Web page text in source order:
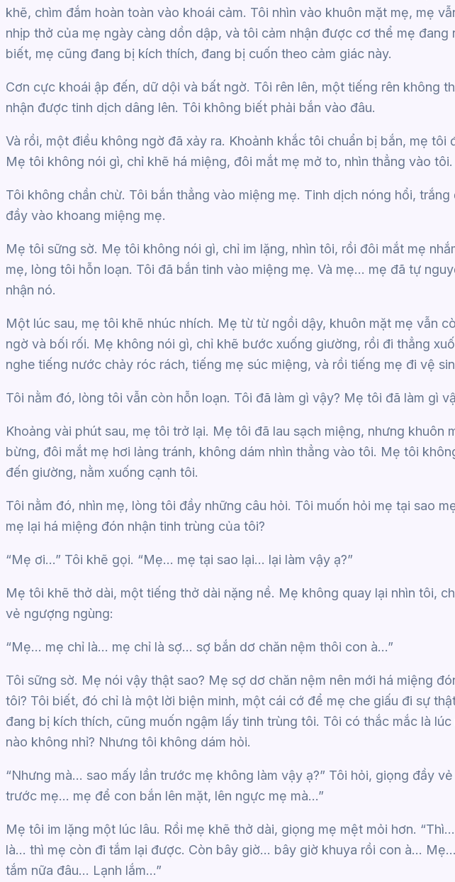
khẽ, chìm đắm hoàn toàn vào khoái cảm. Tôi nhìn vào khuôn mặt mẹ, mẹ
nhịp thở của mẹ ngày càng dồn dập, và tôi cảm nhận được cơ thể mẹ đang
biết, mẹ cũng đang bị kích thích, đang bị cuốn theo cảm giác này.
Cơn cực khoái ập đến, dữ dội và bất ngờ. Tôi rên lên, một tiếng rên không
nhận được tinh dịch dâng lên. Tôi không biết phải bắn vào đâu.
Và rồi, một điều không ngờ đã xảy ra. Khoảnh khắc tôi chuẩn bị bắn, mẹ tôi
Mẹ tôi không nói gì, chỉ khẽ há miệng, đôi mắt mẹ mở to, nhìn thẳng vào tôi.
Tôi không chần chừ. Tôi bắn thẳng vào miệng mẹ. Tinh dịch nóng hổi,
đầy vào khoang miệng mẹ.
Mẹ tôi sững sờ. Mẹ tôi không nói gì, chỉ im lặng, nhìn tôi, rồi đôi mắt mẹ
mẹ, lòng tôi hỗn loạn. Tôi đã bắn tinh vào miệng mẹ. Và mẹ… mẹ đã tự
nhận nó.
Một lúc sau, mẹ tôi khẽ nhúc nhích. Mẹ từ từ ngồi dậy, khuôn mặt mẹ vẫn
ngờ và bối rối. Mẹ không nói gì, chỉ khẽ bước xuống giường, rồi đi thẳng
nghe tiếng nước chảy róc rách, tiếng mẹ súc miệng, và rồi tiếng mẹ đi vệ
Tôi nằm đó, lòng tôi vẫn còn hỗn loạn. Tôi đã làm gì vậy? Mẹ tôi đã làm gì
Khoảng vài phút sau, mẹ tôi trở lại. Mẹ tôi đã lau sạch miệng, nhưng khuôn
bừng, đôi mắt mẹ hơi lảng tránh, không dám nhìn thẳng vào tôi. Mẹ tôi
đến giường, nằm xuống cạnh tôi.
Tôi nằm đó, nhìn mẹ, lòng tôi đầy những câu hỏi. Tôi muốn hỏi mẹ tại sao
mẹ lại há miệng đón nhận tinh trùng của tôi?
“Mẹ ơi…” Tôi khẽ gọi. “Mẹ… mẹ tại sao lại… lại làm vậy ạ?”
Mẹ tôi khẽ thở dài, một tiếng thở dài nặng nề. Mẹ không quay lại nhìn tôi,
vẻ ngượng ngùng:
“Mẹ… mẹ chỉ là… mẹ chỉ là sợ… sợ bắn dơ chăn nệm thôi con à…”
Tôi sững sờ. Mẹ nói vậy thật sao? Mẹ sợ dơ chăn nệm nên mới há miệng
tôi? Tôi biết, đó chỉ là một lời biện minh, một cái cớ để mẹ che giấu đi sự
đang bị kích thích, cũng muốn ngậm lấy tinh trùng tôi. Tôi có thắc mắc là
nào không nhỉ? Nhưng tôi không dám hỏi.
“Nhưng mà… sao mấy lần trước mẹ không làm vậy ạ?” Tôi hỏi, giọng đầy
trước mẹ… mẹ để con bắn lên mặt, lên ngực mẹ mà…”
Mẹ tôi im lặng một lúc lâu. Rồi mẹ khẽ thở dài, giọng mẹ mệt mỏi hơn.
là… thì mẹ còn đi tắm lại được. Còn bây giờ… bây giờ khuya rồi con à…
tắm nữa đâu… Lạnh lắm…”